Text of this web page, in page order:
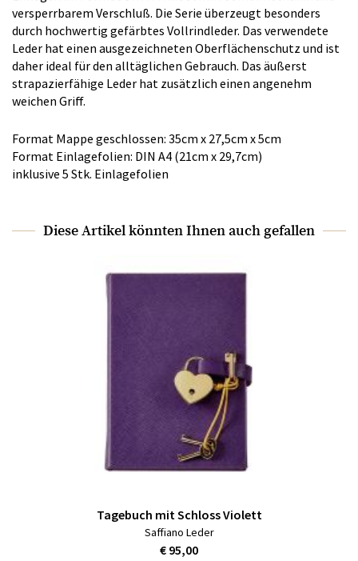
versperrbarem Verschluß. Die Serie überzeugt besonders
durch hochwertig gefärbtes Vollrindleder. Das verwendete
Leder hat einen ausgezeichneten Oberflächenschutz und ist
daher ideal für den alltäglichen Gebrauch. Das äußerst
strapazierfähige Leder hat zusätzlich einen angenehm
weichen Griff.
Format Mappe geschlossen: 35cm x 27,5cm x 5cm
Format Einlagefolien: DIN A4 (21cm x 29,7cm)
inklusive 5 Stk. Einlagefolien
Diese Artikel könnten Ihnen auch gefallen
Tagebuch mit Schloss Violett
Saffiano Leder
€ 95,00